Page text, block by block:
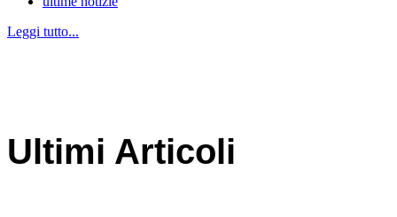
Leggi tutto...
Ultimi Articoli